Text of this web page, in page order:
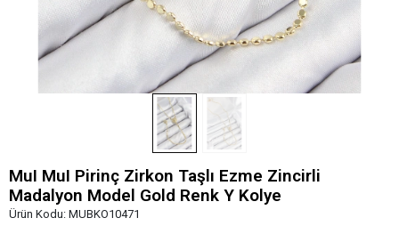
MuI MuI Pirinç Zirkon Taşlı Ezme Zincirli
Madalyon Model Gold Renk Y Kolye
Ürün Kodu: MUBKO10471